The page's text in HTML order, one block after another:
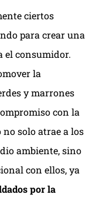
ciertos
para crear una
el consumidor.
la
y marrones
con la
solo atrae a los
ambiente, sino
con ellos, ya
por la